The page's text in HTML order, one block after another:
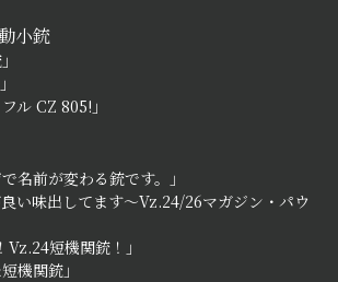
小銃
ル CZ 805!」
名前が変わる銃です。」
良い味出してます～Vz.24/26マガジン・パウ
Vz.24短機関銃！」
機関銃」